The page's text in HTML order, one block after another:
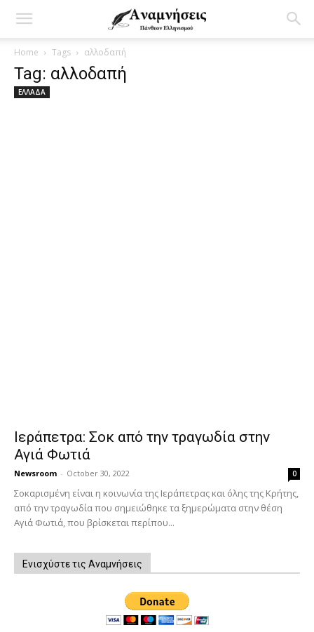
Home Tags αλλοδαπή
Tag: αλλοδαπή
ΕΛΛΑΔΑ
Ιεράπετρα: Σοκ από την τραγωδία στην
Αγιά Φωτιά
Newsroom - October 30, 2022 0
Σοκαρισμένη είναι η κοινωνία της Ιεράπετρας και όλης της Κρήτης,
από την τραγωδία που σημειώθηκε τα ξημερώματα στην θέση
Αγιά Φωτιά, που βρίσκεται περίπου...
Ενισχύστε τις Αναμνήσεις